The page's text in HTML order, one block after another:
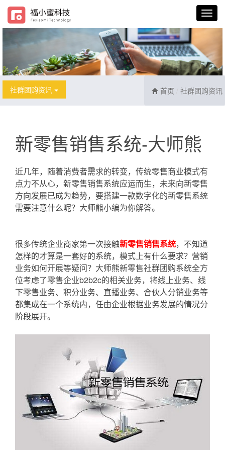
社群团购资讯 首页 社群团购资讯
新零售销售系统-大师熊
近几年，随着消费者需求的转变，传统零售商业模式有
点力不从心，新零售销售系统应运而生，未来向新零售
方向发展已成为趋势，要搭建一款数字化的新零售系统
需要注意什么呢？大师熊小编为你解答。
很多传统企业商家第一次接触新零售销售系统，不知道
怎样的才算是一套好的系统，模式上有什么要求？营销
业务如何开展等疑问？大师熊新零售社群团购系统全方
位考虑了零售企业b2b2c的相关业务，将线上业务、线
下零售业务、积分业务、直播业务、合伙人分销业务等
都集成在一个系统内，任由企业根据业务发展的情况分
阶段展开。